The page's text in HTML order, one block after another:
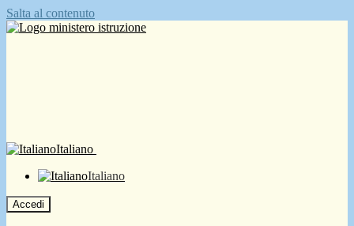
Salta al contenuto
Italiano
Italiano
Accedi